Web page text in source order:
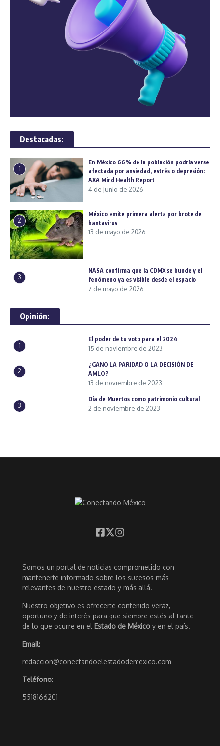
Destacadas:
1
En México 66% de la población podría verse
afectada por ansiedad, estrés o depresión:
AXA Mind Health Report
4 de junio de 2026
2
México emite primera alerta por brote de
hantavirus
13 de mayo de 2026
3
NASA confirma que la CDMX se hunde y el
fenómeno ya es visible desde el espacio
7 de mayo de 2026
Opinión:
1
El poder de tu voto para el 2024
15 de noviembre de 2023
2
¿GANO LA PARIDAD O LA DECISIÓN DE
AMLO?
13 de noviembre de 2023
3
Día de Muertos como patrimonio cultural
2 de noviembre de 2023
Somos un portal de noticias comprometido con
mantenerte informado sobre los sucesos más
relevantes de nuestro estado y más allá.
Nuestro objetivo es ofrecerte contenido veraz,
oportuno y de interés para que siempre estés al tanto
de lo que ocurre en el Estado de México y en el país.
Email:
redaccion@conectandoelestadodemexico.com
Teléfono:
5518166201